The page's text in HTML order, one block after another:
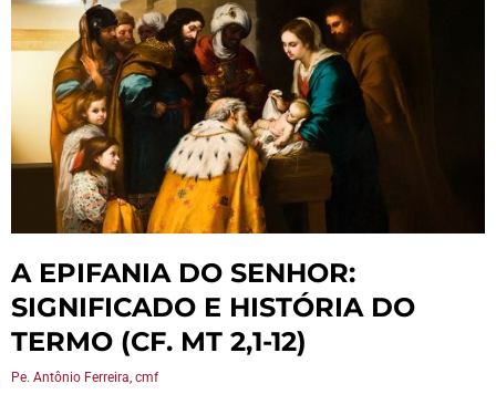
A EPIFANIA DO SENHOR:
SIGNIFICADO E HISTÓRIA DO
TERMO (CF. MT 2,1-12)
Pe. Antônio Ferreira, cmf